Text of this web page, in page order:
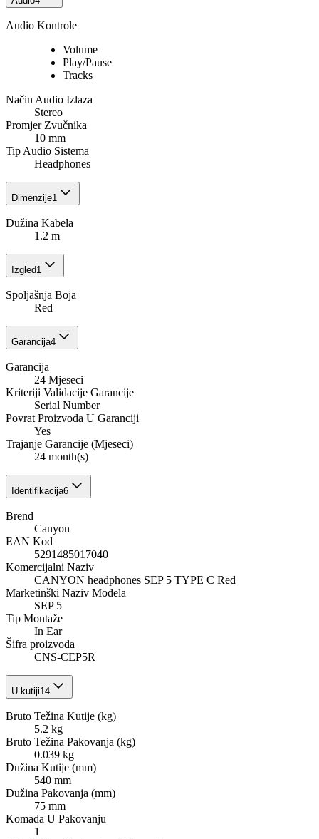
Audio Kontrole
Volume
Play/Pause
Tracks
Način Audio Izlaza
Stereo
Promjer Zvučnika
10 mm
Tip Audio Sistema
Headphones
Dimenzije1
Dužina Kabela
1.2 m
Izgled1
Spoljašnja Boja
Red
Garancija4
Garancija
24 Mjeseci
Kriteriji Validacije Garancije
Serial Number
Povrat Proizvoda U Garanciji
Yes
Trajanje Garancije (Mjeseci)
24 month(s)
Identifikacija6
Brend
Canyon
EAN Kod
5291485017040
Komercijalni Naziv
CANYON headphones SEP 5 TYPE C Red
Marketinški Naziv Modela
SEP 5
Tip Montaže
In Ear
Šifra proizvoda
CNS-CEP5R
U kutiji14
Bruto Težina Kutije (kg)
5.2 kg
Bruto Težina Pakovanja (kg)
0.039 kg
Dužina Kutije (mm)
540 mm
Dužina Pakovanja (mm)
75 mm
Komada U Pakovanju
1